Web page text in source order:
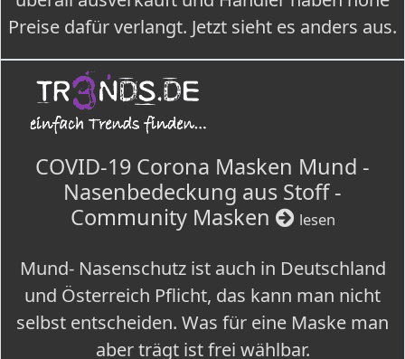
Preise dafür verlangt. Jetzt sieht es anders aus.
COVID-19 Corona Masken Mund -
Nasenbedeckung aus Stoff -
Community Masken
lesen
Mund- Nasenschutz ist auch in Deutschland
und Österreich Pflicht, das kann man nicht
selbst entscheiden. Was für eine Maske man
aber trägt ist frei wählbar.